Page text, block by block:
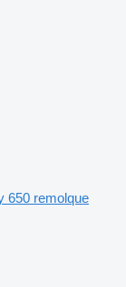
650 remolque